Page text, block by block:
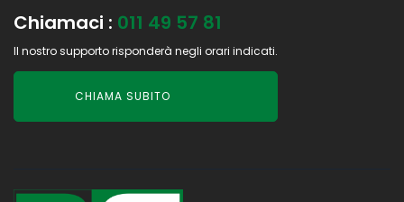
Chiamaci : 011 49 57 81
Il nostro supporto risponderà negli orari indicati.
CHIAMA SUBITO